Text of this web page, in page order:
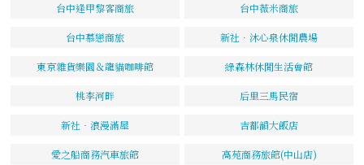
台中逢甲黎客商旅 台中薇米商旅
台中慕戀商旅 新社．沐心泉休閒農場
東京雜貨樂園＆龍貓咖啡館 綠森林休閒生活會館
桃李河畔 后里三馬民宿
新社‧浪漫滿屋 吉都韻大飯店
愛之船商務汽車旅館 高苑商務旅館(中山店)